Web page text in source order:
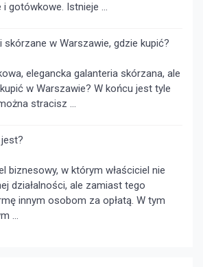
i gotówkowe. Istnieje …
skórzane w Warszawie, gdzie kupić?
elegancka galanteria skórzana, ale
w Warszawie? W końcu jest tyle
stracisz …
biznesowy, w którym właściciel nie
działalności, ale zamiast tego
innym osobom za opłatą. W tym
…